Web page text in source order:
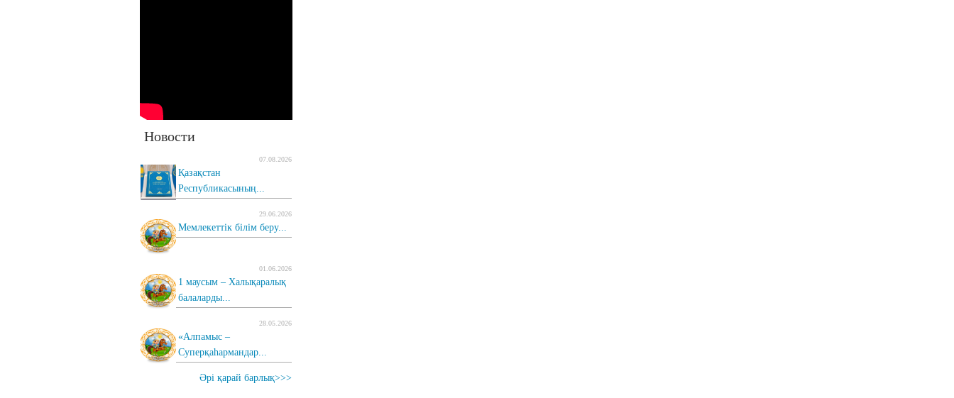
Новости
07.08.2026
Қазақстан
Республикасының...
29.06.2026
Мемлекеттік білім беру...
01.06.2026
1 маусым – Халықаралық
балаларды...
28.05.2026
«Алпамыс –
Суперқаһармандар...
Әрі қарай барлық>>>